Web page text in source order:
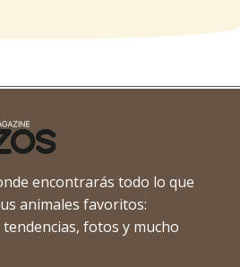
encontrarás todo lo que
animales favoritos:
fotos y mucho